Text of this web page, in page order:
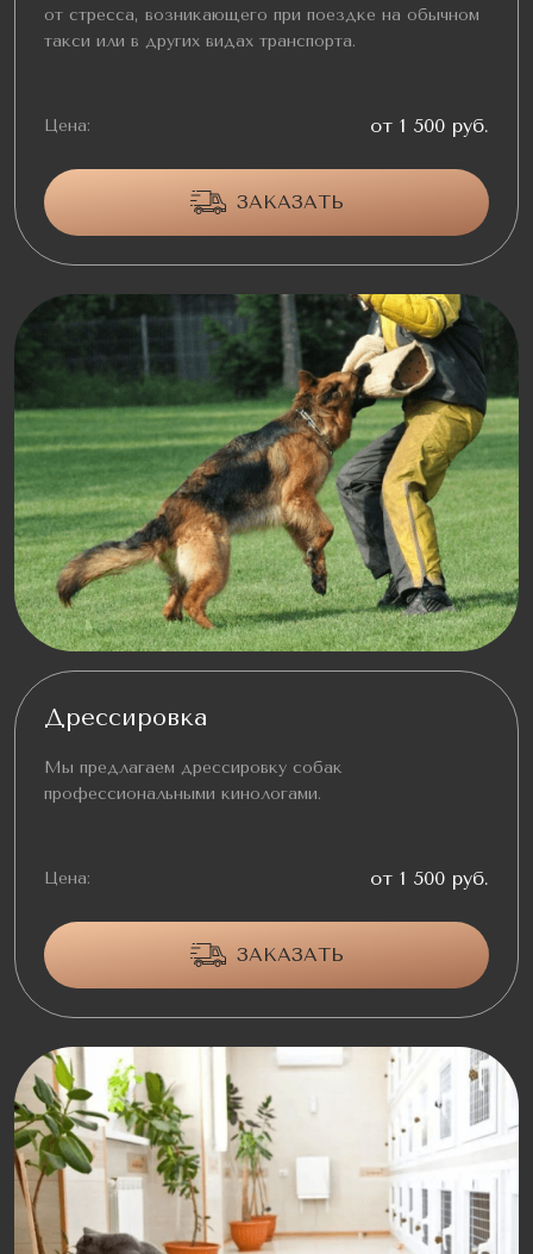
от стресса, возникающего при поездке на обычном
такси или в других видах транспорта.
Цена: от 1 500 руб.
ЗАКАЗАТЬ
Дрессировка
Мы предлагаем дрессировку собак
профессиональными кинологами.
Цена: от 1 500 руб.
ЗАКАЗАТЬ